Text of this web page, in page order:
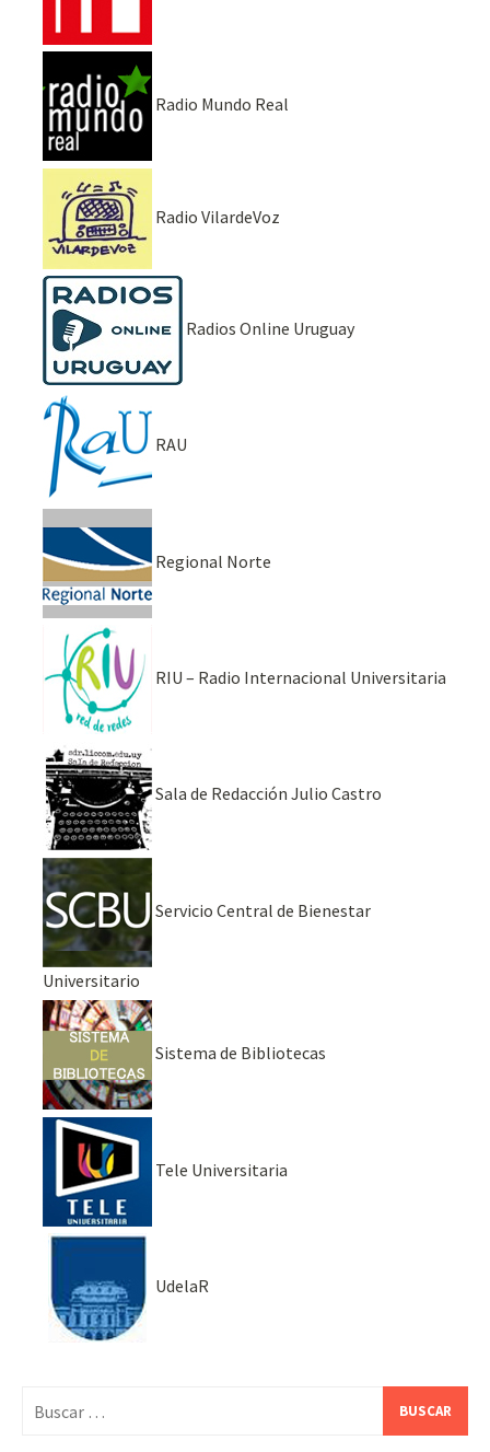
Radio Mundo Real
Radio VilardeVoz
Radios Online Uruguay
RAU
Regional Norte
RIU – Radio Internacional Universitaria
Sala de Redacción Julio Castro
Servicio Central de Bienestar
Universitario
Sistema de Bibliotecas
Tele Universitaria
UdelaR